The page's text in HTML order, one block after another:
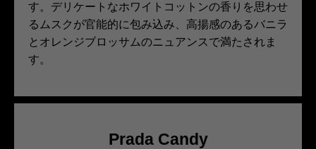
す。デリケートなホワイトコットンの香りを思わせ
るムスクが官能的に包み込み、高揚感のあるバニラ
とオレンジブロッサムのニュアンスで満たされま
す。
Prada Candy